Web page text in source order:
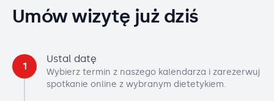
Umów wizytę już dziś
1
Ustal datę
Wybierz termin z naszego kalendarza i zarezerwuj
spotkanie online z wybranym dietetykiem.